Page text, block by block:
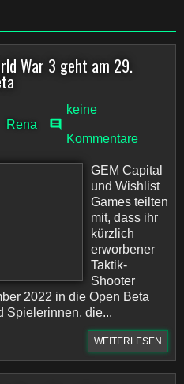
War 3 geht am 29.
Rena
keine
Kommentare
GEM Capital
und Wishlist
Games teilten
mit, dass ihr
kürzlich
erworbener
Taktik-
Shooter
2022 in die Open Beta
Spielerinnen, die...
WEITERLESEN